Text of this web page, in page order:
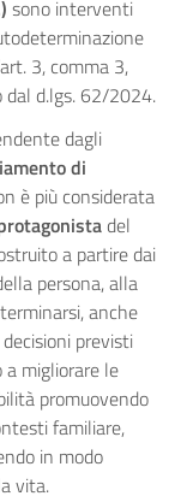
sono interventi
3, comma 3,
d.lgs. 62/2024.
dagli
di
è più considerata
del
a partire dai
persona, alla
anche
previsti
a migliorare le
promuovendo
familiare,
in modo
vita.